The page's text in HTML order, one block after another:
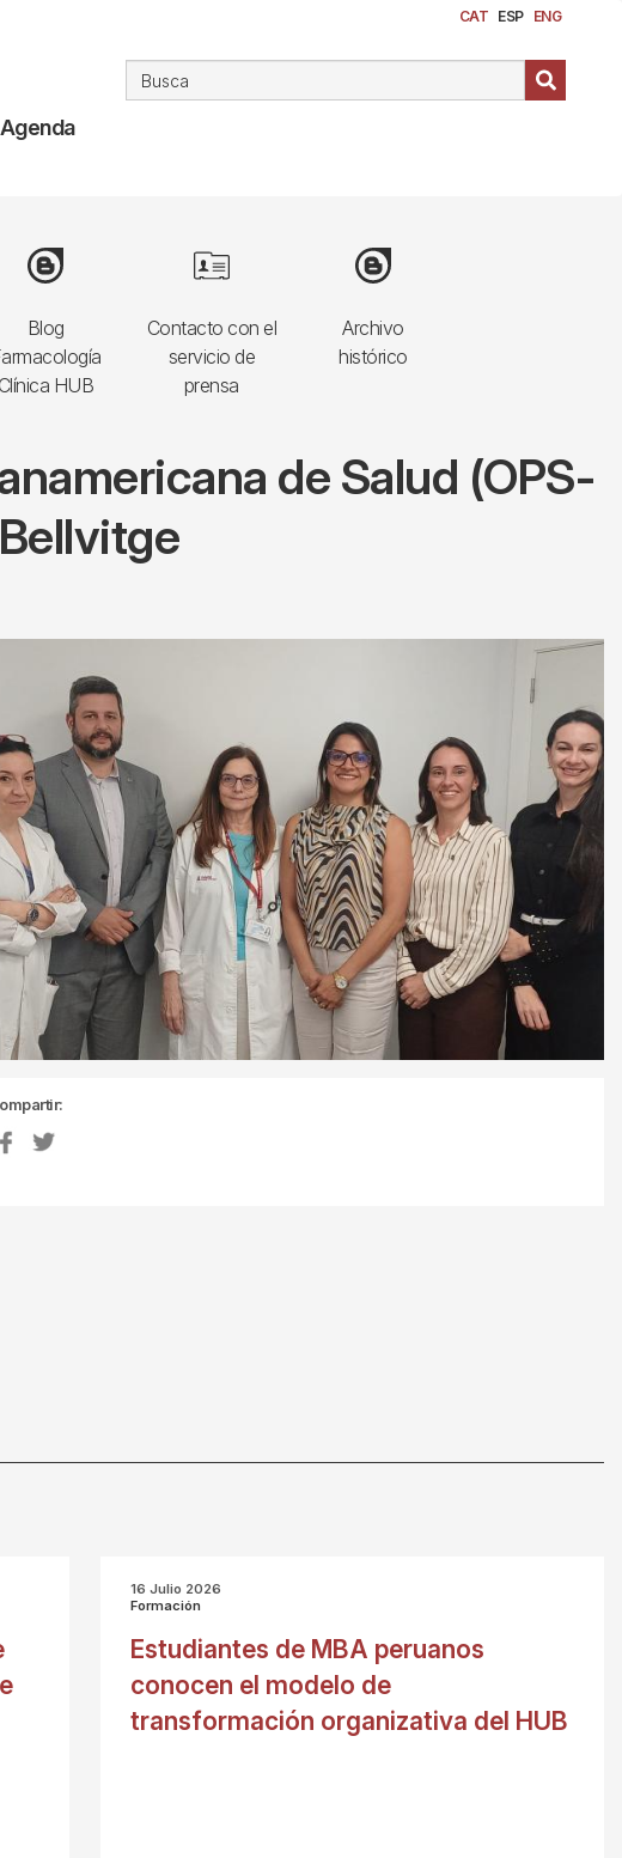
CAT ESP ENG
Agenda
Blog
Clínica HUB
Image
Contacto con el
servicio de
prensa
Image
Archivo
histórico
Image
de Salud (OPS-
16 Julio 2026
Formación
Estudiantes de MBA peruanos
conocen el modelo de
transformación organizativa del HUB